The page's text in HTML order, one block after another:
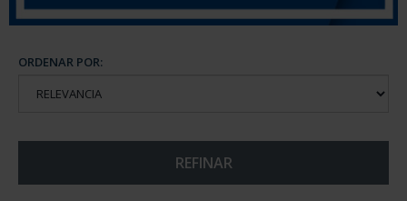
ORDENAR POR:
REFINAR